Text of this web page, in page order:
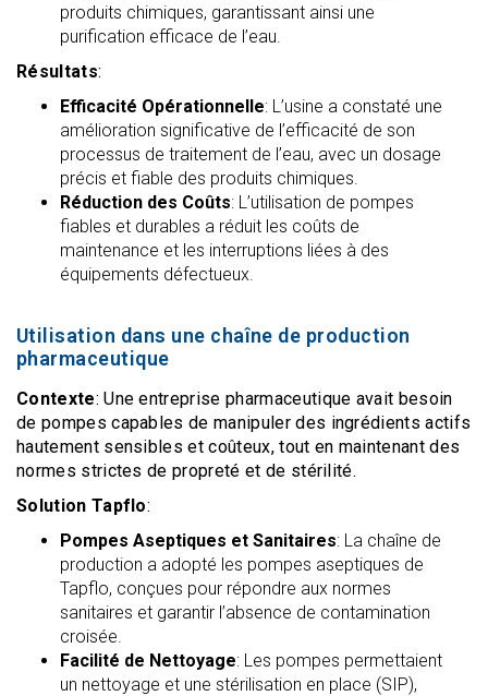
produits chimiques, garantissant ainsi une
purification efficace de l’eau.
Résultats:
Efficacité Opérationnelle: L’usine a constaté une
amélioration significative de l’efficacité de son
processus de traitement de l’eau, avec un dosage
précis et fiable des produits chimiques.
Réduction des Coûts: L’utilisation de pompes
fiables et durables a réduit les coûts de
maintenance et les interruptions liées à des
équipements défectueux.
Utilisation dans une chaîne de production
pharmaceutique
Contexte: Une entreprise pharmaceutique avait besoin
de pompes capables de manipuler des ingrédients actifs
hautement sensibles et coûteux, tout en maintenant des
normes strictes de propreté et de stérilité.
Solution Tapflo:
Pompes Aseptiques et Sanitaires: La chaîne de
production a adopté les pompes aseptiques de
Tapflo, conçues pour répondre aux normes
sanitaires et garantir l’absence de contamination
croisée.
Facilité de Nettoyage: Les pompes permettaient
un nettoyage et une stérilisation en place (SIP),